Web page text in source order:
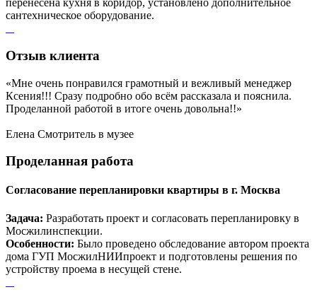
перенесена кухня в коридор, установлено дополнительное
сантехническое оборудование.
Отзыв клиента
«Мне очень понравился грамотный и вежливый менеджер
Ксения!!! Сразу подробно обо всём рассказала и пояснила.
Проделанной работой в итоге очень довольна!!»
Елена Смотритель в музее
Проделанная работа
Согласование перепланировки квартиры в г. Москва
Задача: Разработать проект и согласовать перепланировку в
Мосжилинспекции.
Особенности: Было проведено обследование автором проекта
дома ГУП МосжилНИИпроект и подготовлены решения по
устройству проема в несущей стене.